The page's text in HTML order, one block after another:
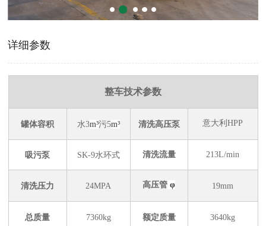
详细参数
整车技术参数
罐体容积 水3m³污5m³ 清洗高压泵 意大利HPP
吸污泵 SK-9水环式 清洗流量 213L/min
清洗压力 24MPA 高压管 φ 19mm
总质量 7360kg 额定质量 3640kg